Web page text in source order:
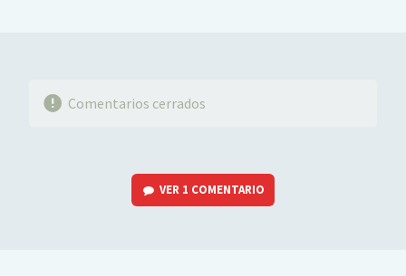
Comentarios cerrados
VER 1 COMENTARIO